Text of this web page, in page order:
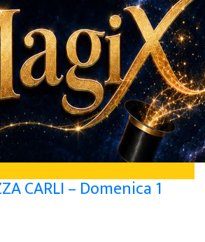
CARLI – Domenica 1